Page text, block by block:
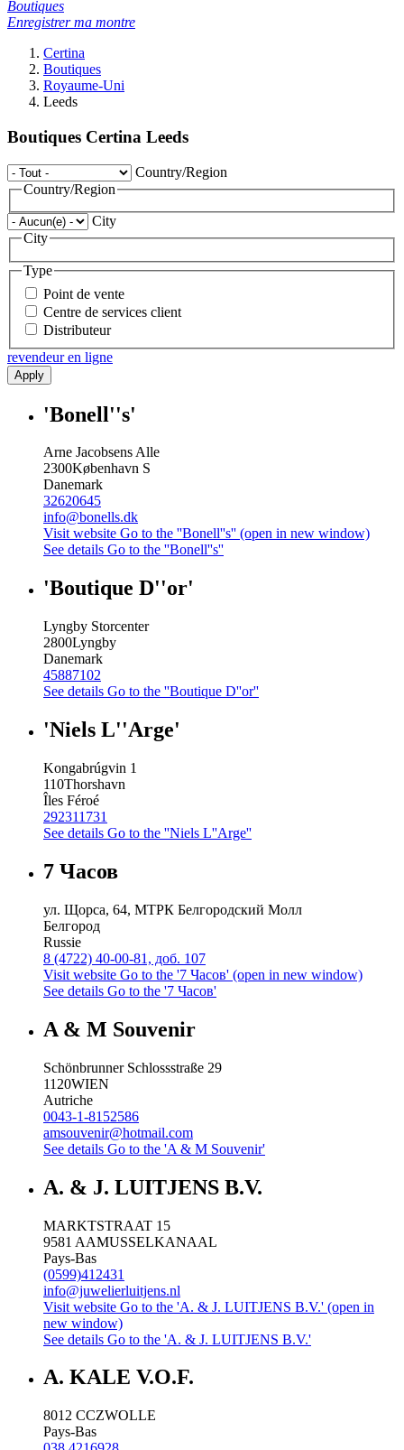
Boutiques
Enregistrer ma montre
Certina
Boutiques
Royaume-Uni
Leeds
Boutiques Certina Leeds
Country/Region
Country/Region
City
City
Type
Point de vente
Centre de services client
Distributeur
revendeur en ligne
Apply
'Bonell''s'
Arne Jacobsens Alle
2300København S
Danemark
32620645
info@bonells.dk
Visit website Go to the ''Bonell''s'' (open in new window)
See details Go to the ''Bonell''s''
'Boutique D''or'
Lyngby Storcenter
2800Lyngby
Danemark
45887102
See details Go to the ''Boutique D''or''
'Niels L''Arge'
Kongabrúgvin 1
110Thorshavn
Îles Féroé
292311731
See details Go to the ''Niels L''Arge''
7 Часов
ул. Щорса, 64, МТРК Белгородский Молл
Белгород
Russie
8 (4722) 40-00-81, доб. 107
Visit website Go to the '7 Часов' (open in new window)
See details Go to the '7 Часов'
A & M Souvenir
Schönbrunner Schlossstraße 29
1120WIEN
Autriche
0043-1-8152586
amsouvenir@hotmail.com
See details Go to the 'A & M Souvenir'
A. & J. LUITJENS B.V.
MARKTSTRAAT 15
9581 AAMUSSELKANAAL
Pays-Bas
(0599)412431
info@juwelierluitjens.nl
Visit website Go to the 'A. & J. LUITJENS B.V.' (open in
new window)
See details Go to the 'A. & J. LUITJENS B.V.'
A. KALE V.O.F.
8012 CCZWOLLE
Pays-Bas